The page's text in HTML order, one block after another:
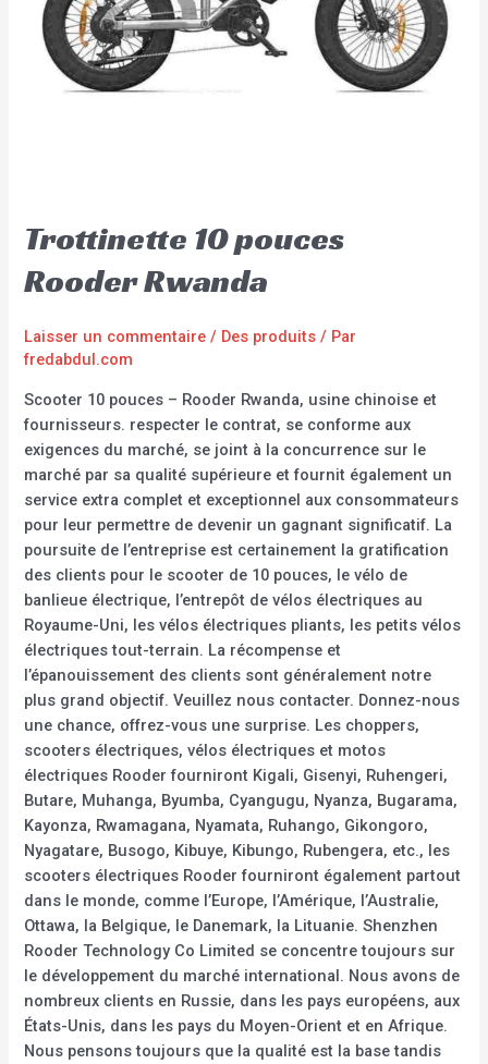
Trottinette 10 pouces
Rooder Rwanda
Laisser un commentaire / Des produits / Par
fredabdul.com
Scooter 10 pouces – Rooder Rwanda, usine chinoise et
fournisseurs. respecter le contrat, se conforme aux
exigences du marché, se joint à la concurrence sur le
marché par sa qualité supérieure et fournit également un
service extra complet et exceptionnel aux consommateurs
pour leur permettre de devenir un gagnant significatif. La
poursuite de l’entreprise est certainement la gratification
des clients pour le scooter de 10 pouces, le vélo de
banlieue électrique, l’entrepôt de vélos électriques au
Royaume-Uni, les vélos électriques pliants, les petits vélos
électriques tout-terrain. La récompense et
l’épanouissement des clients sont généralement notre
plus grand objectif. Veuillez nous contacter. Donnez-nous
une chance, offrez-vous une surprise. Les choppers,
scooters électriques, vélos électriques et motos
électriques Rooder fourniront Kigali, Gisenyi, Ruhengeri,
Butare, Muhanga, Byumba, Cyangugu, Nyanza, Bugarama,
Kayonza, Rwamagana, Nyamata, Ruhango, Gikongoro,
Nyagatare, Busogo, Kibuye, Kibungo, Rubengera, etc., les
scooters électriques Rooder fourniront également partout
dans le monde, comme l’Europe, l’Amérique, l’Australie,
Ottawa, la Belgique, le Danemark, la Lituanie. Shenzhen
Rooder Technology Co Limited se concentre toujours sur
le développement du marché international. Nous avons de
nombreux clients en Russie, dans les pays européens, aux
États-Unis, dans les pays du Moyen-Orient et en Afrique.
Nous pensons toujours que la qualité est la base tandis